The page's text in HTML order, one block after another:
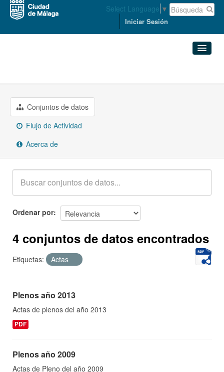
Select Language ▼
Iniciar Sesión
Organizaciones
Grupos
Acerca de
Conjuntos de datos
Flujo de Actividad
Acerca de
Ordenar por
4 conjuntos de datos encontrados
Etiquetas: Actas
Plenos año 2013
Actas de plenos del año 2013
PDF
Plenos año 2009
Actas de Pleno del año 2009